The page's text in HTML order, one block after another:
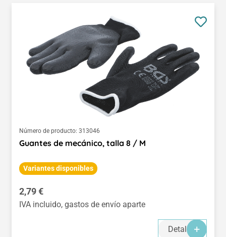
Número de producto: 313046
Guantes de mecánico, talla 8 / M
Variantes disponibles
Precio normal:
2,79 €
IVA incluido, gastos de envío aparte
Detalles